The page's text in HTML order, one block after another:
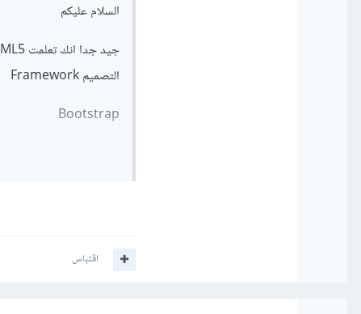
السلام عليكم
التصميم Framework
Bootstrap
انظمة عمل Framework Javascript
اقتباس